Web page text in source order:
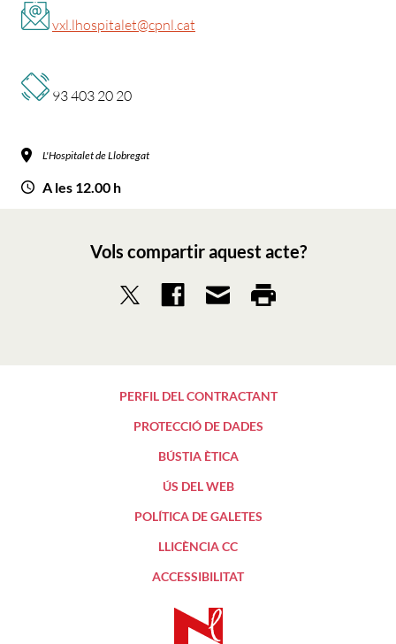
vxl.lhospitalet@cpnl.cat
93 403 20 20
L'Hospitalet de Llobregat
A les 12.00 h
Vols compartir aquest acte?
PERFIL DEL CONTRACTANT
PROTECCIÓ DE DADES
BÚSTIA ÈTICA
ÚS DEL WEB
POLÍTICA DE GALETES
LLICÈNCIA CC
ACCESSIBILITAT